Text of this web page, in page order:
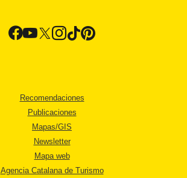
Recomendaciones
Publicaciones
Mapas/GIS
Newsletter
Mapa web
Agencia Catalana de Turismo